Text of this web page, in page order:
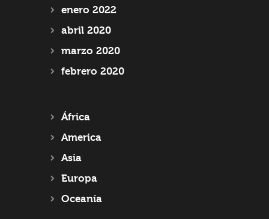
enero 2022
abril 2020
marzo 2020
febrero 2020
África
America
Asia
Europa
Oceanía